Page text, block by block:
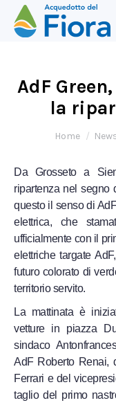
AdF
la
Tu sei qui:
Home
Da Grosseto a
ripartenza nel segno
questo il senso di
elettrica, che
ufficialmente con il
elettriche targate
futuro colorato di
territorio servito.
La mattinata è
vetture in piazza
sindaco
AdF Roberto Renai,
Ferrari e del
taglio del primo